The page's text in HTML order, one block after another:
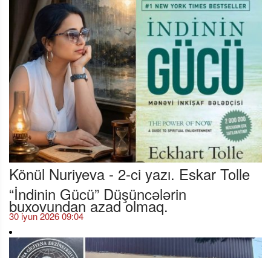
Könül Nuriyeva - 2-ci yazı. Eskar Tolle
“İndinin Gücü” Düşüncələrin
buxovundan azad olmaq.
30 iyun 2026 09:04